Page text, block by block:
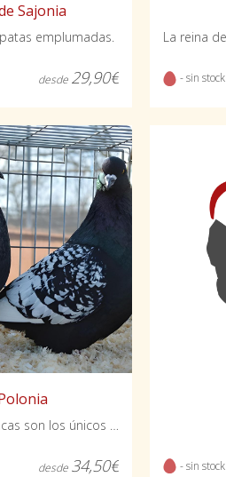
Sajonia
emplumadas.
desde 29,90€ - sin stock
desde 34,50€ - sin stock